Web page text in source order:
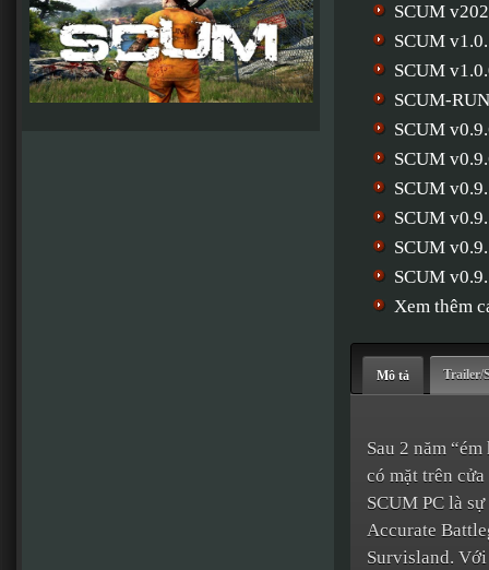
SCUM
SCUM
SCUM
SCUM-
SCUM
SCUM
SCUM
SCUM
SCUM
SCUM
Xem thêm
Mô tả Trailer/
Sau 2 năm
có mặt trên
SCUM PC là
Accurate
Survisland.